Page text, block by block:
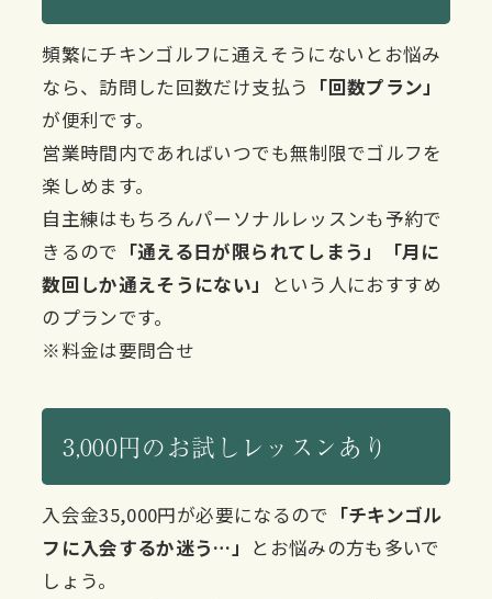
頻繁にチキンゴルフに通えそうにないとお悩み
なら、訪問した回数だけ支払う 「回数プラン」
が便利です。
営業時間内であればいつでも無制限でゴルフを
楽しめます。
自主練はもちろんパーソナルレッスンも予約で
きるので 「通える日が限られてしまう」「月に
数回しか通えそうにない」
という人におすすめ
のプランです。
※料金は要問合せ
3,000円のお試しレッスンあり
入会金35,000円が必要になるので 「チキンゴル
フに入会するか迷う…」 とお悩みの方も多いで
しょう。